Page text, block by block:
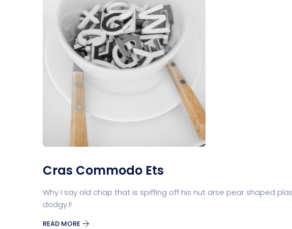
Cras Commodo Ets
Why I say old chap that is spiffing off his nut arse pear shaped
dodgy.!!
READ MORE